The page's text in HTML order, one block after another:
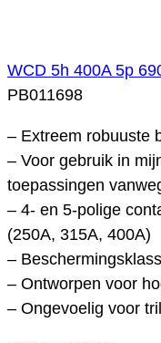
WCD 5h 400A 5p
PB011698
– Extreem robuuste
– Voor gebruik in
toepassingen
– 4- en 5-polige
(250A, 315A, 400A)
–
– Ontworpen voor
– Ongevoelig voor